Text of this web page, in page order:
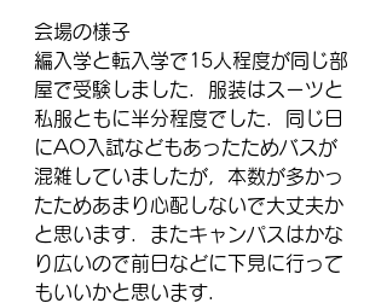
会場の様子
編入学と転入学で15人程度が同じ部
屋で受験しました．服装はスーツと
私服ともに半分程度でした．同じ日
にAO入試などもあったためバスが
混雑していましたが，本数が多かっ
たためあまり心配しないで大丈夫か
と思います．またキャンパスはかな
り広いので前日などに下見に行って
もいいかと思います．